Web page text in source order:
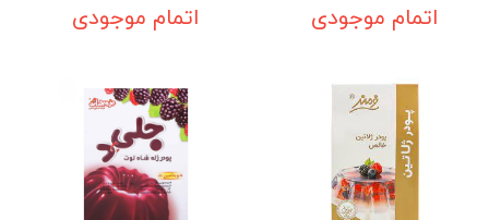
اتمام موجودی اتمام موجودی